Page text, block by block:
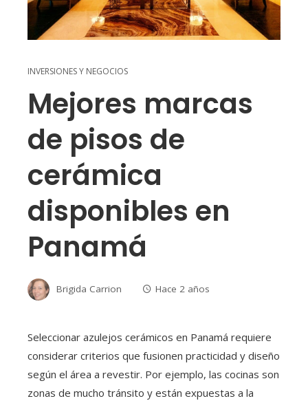
INVERSIONES Y NEGOCIOS
Mejores marcas
de pisos de
cerámica
disponibles en
Panamá
Brigida Carrion Hace 2 años
Seleccionar azulejos cerámicos en Panamá requiere
considerar criterios que fusionen practicidad y diseño
según el área a revestir. Por ejemplo, las cocinas son
zonas de mucho tránsito y están expuestas a la